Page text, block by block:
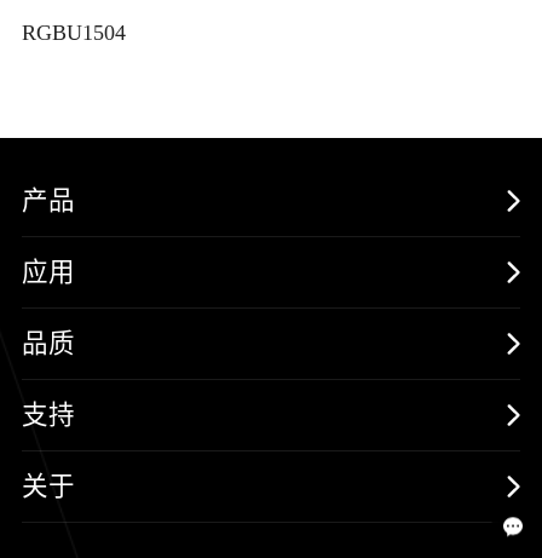
RGBU1504
产品
MOSFETs
保护器件
三极管
SiC
应用
消费电子
汽车电子
新能源
品质
可靠性实验室
质量与环境
支持
样品与支持
关于